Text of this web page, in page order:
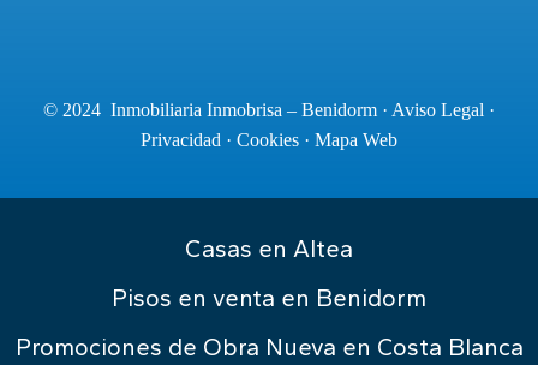
© 2024 Inmobiliaria Inmobrisa – Benidorm · Aviso Legal ·
Privacidad · Cookies · Mapa Web
Casas en Altea
Pisos en venta en Benidorm
Promociones de Obra Nueva en Costa Blanca